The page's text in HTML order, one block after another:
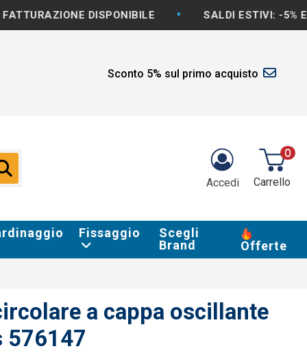
DISPONIBILE • SALDI ESTIVI: -5% E OLTRE
Sconto 5% sul primo acquisto
Accedi
0
Carrello
Fissaggio
Scegli
Brand
Offerte
a cappa oscillante
576147